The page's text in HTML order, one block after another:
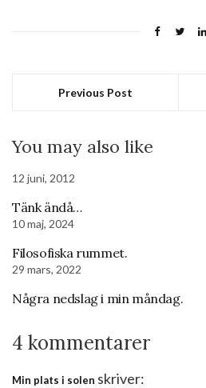
Previous Post
You may also like
12 juni, 2012
Tänk ändå…
10 maj, 2024
Filosofiska rummet.
29 mars, 2022
Några nedslag i min måndag.
4 kommentarer
Min plats i solen skriver: